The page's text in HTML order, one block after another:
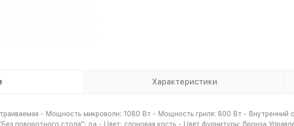
Характеристики
- Мощность микроволн: 1080 Вт - Мощность гриля: 800 Вт - Внутренний
поворотного стола": да - Цвет: слоновая кость - Цвет фурнитуры: бронза